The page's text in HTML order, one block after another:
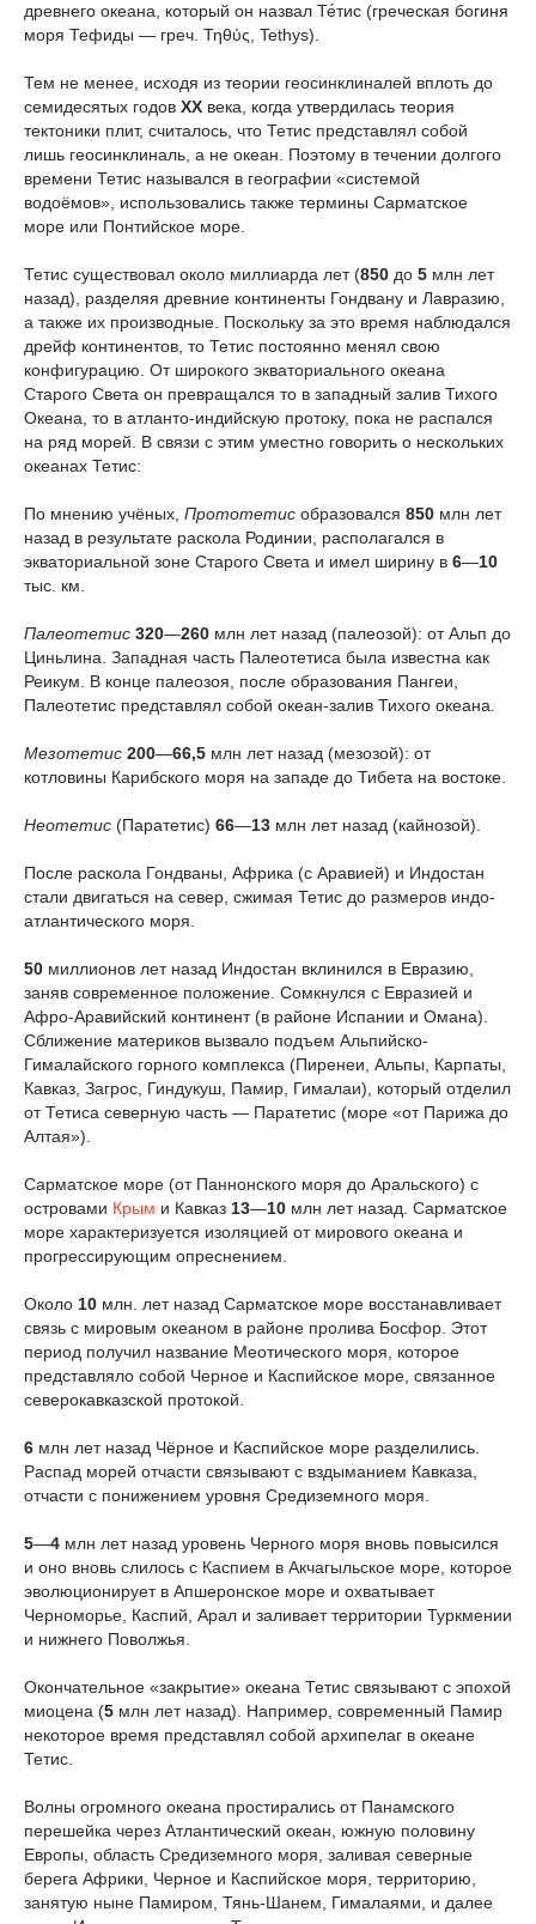
древнего океана, который он назвал Те́тис (греческая богиня
моря Тефиды — греч. Τηθύς, Tethys).
Тем не менее, исходя из теории геосинклиналей вплоть до
семидесятых годов XX века, когда утвердилась теория
тектоники плит, считалось, что Тетис представлял собой
лишь геосинклиналь, а не океан. Поэтому в течении долгого
времени Тетис назывался в географии «системой
водоёмов», использовались также термины Сарматское
море или Понтийское море.
Тетис существовал около миллиарда лет (850 до 5 млн лет
назад), разделяя древние континенты Гондвану и Лавразию,
а также их производные. Поскольку за это время наблюдался
дрейф континентов, то Тетис постоянно менял свою
конфигурацию. От широкого экваториального океана
Старого Света он превращался то в западный залив Тихого
Океана, то в атланто-индийскую протоку, пока не распался
на ряд морей. В связи с этим уместно говорить о нескольких
океанах Тетис:
По мнению учёных, Прототетис образовался 850 млн лет
назад в результате раскола Родинии, располагался в
экваториальной зоне Старого Света и имел ширину в 6—10
тыс. км.
Палеотетис 320—260 млн лет назад (палеозой): от Альп до
Циньлина. Западная часть Палеотетиса была известна как
Реикум. В конце палеозоя, после образования Пангеи,
Палеотетис представлял собой океан-залив Тихого океана.
Мезотетис 200—66,5 млн лет назад (мезозой): от
котловины Карибского моря на западе до Тибета на востоке.
Неотетис (Паратетис) 66—13 млн лет назад (кайнозой).
После раскола Гондваны, Африка (с Аравией) и Индостан
стали двигаться на север, сжимая Тетис до размеров индо-
атлантического моря.
50 миллионов лет назад Индостан вклинился в Евразию,
заняв современное положение. Сомкнулся с Евразией и
Афро-Аравийский континент (в районе Испании и Омана).
Сближение материков вызвало подъем Альпийско-
Гималайского горного комплекса (Пиренеи, Альпы, Карпаты,
Кавказ, Загрос, Гиндукуш, Памир, Гималаи), который отделил
от Тетиса северную часть — Паратетис (море «от Парижа до
Алтая»).
Сарматское море (от Паннонского моря до Аральского) c
островами Крым и Кавказ 13—10 млн лет назад. Сарматское
море характеризуется изоляцией от мирового океана и
прогрессирующим опреснением.
Около 10 млн. лет назад Сарматское море восстанавливает
связь с мировым океаном в районе пролива Босфор. Этот
период получил название Меотического моря, которое
представляло собой Черное и Каспийское море, связанное
северокавказской протокой.
6 млн лет назад Чёрное и Каспийское море разделились.
Распад морей отчасти связывают с вздыманием Кавказа,
отчасти с понижением уровня Средиземного моря.
5—4 млн лет назад уровень Черного моря вновь повысился
и оно вновь слилось с Каспием в Акчагыльское море, которое
эволюционирует в Апшеронское море и охватывает
Черноморье, Каспий, Арал и заливает территории Туркмении
и нижнего Поволжья.
Окончательное «закрытие» океана Тетис связывают с эпохой
миоцена (5 млн лет назад). Например, современный Памир
некоторое время представлял собой архипелаг в океане
Тетис.
Волны огромного океана простирались от Панамского
перешейка через Атлантический океан, южную половину
Европы, область Средиземного моря, заливая северные
берега Африки, Черное и Каспийское моря, территорию,
занятую ныне Памиром, Тянь-Шанем, Гималаями, и далее